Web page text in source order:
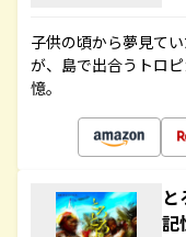
子供の頃から夢見て
が、島で出合うトロ
憶。